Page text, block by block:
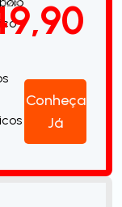
Conheça
Já